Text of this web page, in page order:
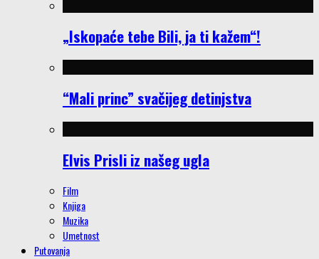
„Iskopaće tebe Bili, ja ti kažem“!
“Mali princ” svačijeg detinjstva
Elvis Prisli iz našeg ugla
Film
Knjiga
Muzika
Umetnost
Putovanja